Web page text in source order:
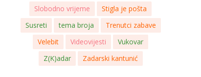
Slobodno vrijeme
Stigla je pošta
Susreti
tema broja
Trenutci zabave
Velebit
Videovijesti
Vukovar
Z(K)adar
Zadarski kantunić